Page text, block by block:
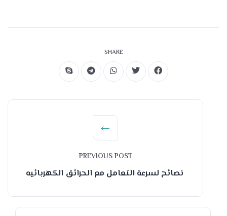
SHARE
PREVIOUS POST
نصائح لسرعة التعامل مع الحرائق الكهربائيه